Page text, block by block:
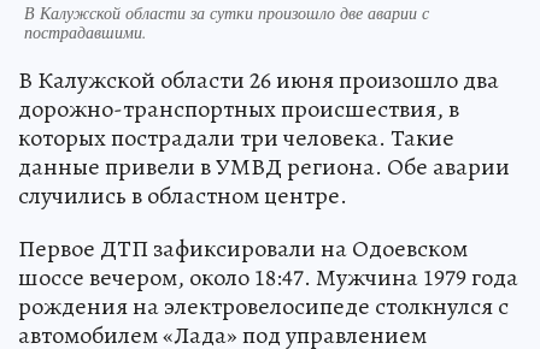
В Калужской области за сутки произошло две аварии с
пострадавшими.
В Калужской области 26 июня произошло два
дорожно-транспортных происшествия, в
которых пострадали три человека. Такие
данные привели в УМВД региона. Обе аварии
случились в областном центре.
Первое ДТП зафиксировали на Одоевском
шоссе вечером, около 18:47. Мужчина 1979 года
рождения на электровелосипеде столкнулся с
автомобилем «Лада» под управлением